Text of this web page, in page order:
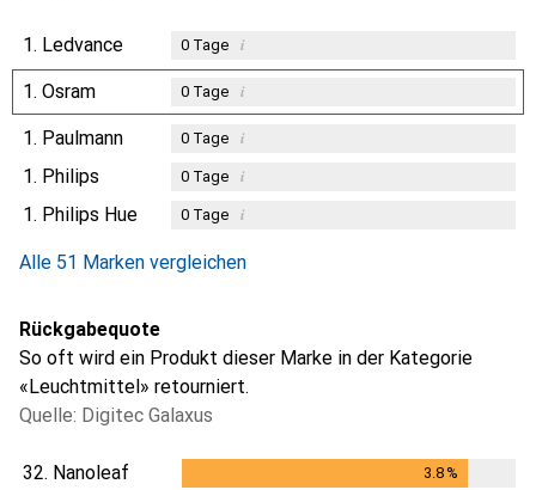
1. Ledvance 0Tage i
1. Osram 0Tage i
1. Paulmann 0Tage i
1. Philips 0Tage i
1. Philips Hue 0Tage i
Alle 51 Marken vergleichen
Rückgabequote
So oft wird ein Produkt dieser Marke in der Kategorie
«Leuchtmittel» retourniert.
Quelle: Digitec Galaxus
32. Nanoleaf 3.8%